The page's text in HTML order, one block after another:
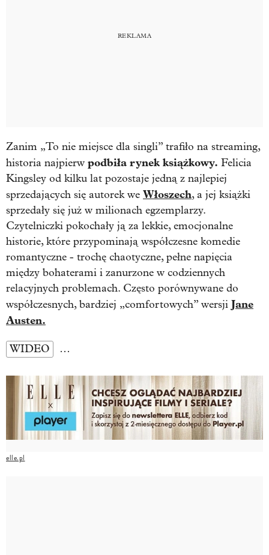
Zanim „To nie miejsce dla singli” trafiło na streaming,
historia najpierw podbiła rynek książkowy. Felicia
Kingsley od kilku lat pozostaje jedną z najlepiej
sprzedających się autorek we Włoszech, a jej książki
sprzedały się już w milionach egzemplarzy.
Czytelniczki pokochały ją za lekkie, emocjonalne
historie, które przypominają współczesne komedie
romantyczne - trochę chaotyczne, pełne napięcia
między bohaterami i zanurzone w codziennych
relacyjnych problemach. Często porównywane do
współczesnych, bardziej „comfortowych” wersji Jane
Austen.
WIDEO …
elle.pl